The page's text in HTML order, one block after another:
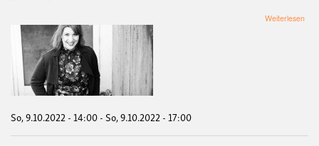
Weiterlesen
So, 9.10.2022 - 14:00-So, 9.10.2022 - 17:00